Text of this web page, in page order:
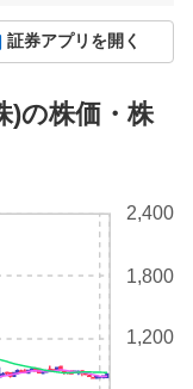
証券アプリを開く
)の株価・株
1,200
1,800
2,400